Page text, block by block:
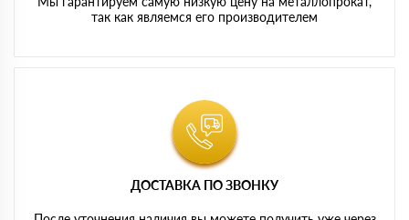
так как являемся его производителем
ДОСТАВКА ПО ЗВОНКУ